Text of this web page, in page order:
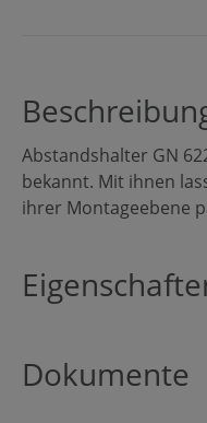
Abstandshalter GN
bekannt. Mit ihnen
ihrer Montageebene
Dokumente